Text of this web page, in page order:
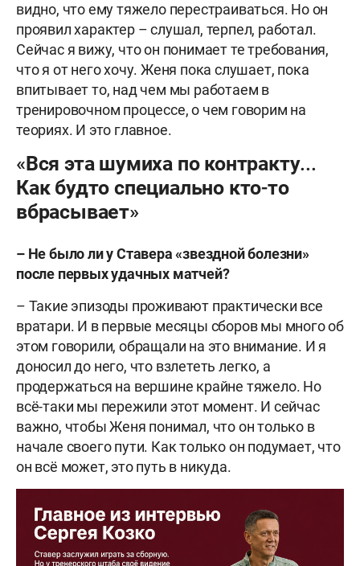
видно, что ему тяжело перестраиваться. Но он
проявил характер – слушал, терпел, работал.
Сейчас я вижу, что он понимает те требования,
что я от него хочу. Женя пока слушает, пока
впитывает то, над чем мы работаем в
тренировочном процессе, о чем говорим на
теориях. И это главное.
«Вся эта шумиха по контракту...
Как будто специально кто-то
вбрасывает»
– Не было ли у Ставера «звездной болезни»
после первых удачных матчей?
– Такие эпизоды проживают практически все
вратари. И в первые месяцы сборов мы много об
этом говорили, обращали на это внимание. И я
доносил до него, что взлететь легко, а
продержаться на вершине крайне тяжело. Но
всё-таки мы пережили этот момент. И сейчас
важно, чтобы Женя понимал, что он только в
начале своего пути. Как только он подумает, что
он всё может, это путь в никуда.